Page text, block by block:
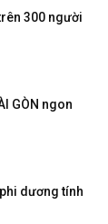
300 người
GÒN ngon
dương tính